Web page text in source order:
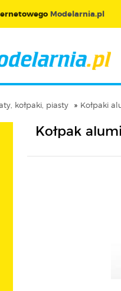
Modelarnia.pl
kołpaki, piasty Kołpaki
Kołpak